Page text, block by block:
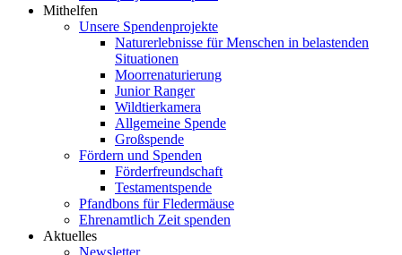
Mithelfen
Unsere Spendenprojekte
Naturerlebnisse für Menschen in belastenden
Situationen
Moorrenaturierung
Junior Ranger
Wildtierkamera
Allgemeine Spende
Großspende
Fördern und Spenden
Förderfreundschaft
Testamentspende
Pfandbons für Fledermäuse
Ehrenamtlich Zeit spenden
Aktuelles
Newsletter